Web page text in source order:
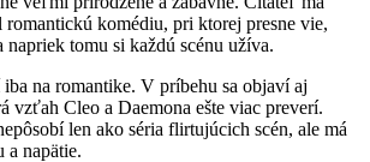
komédiu, pri ktorej presne vie,
napriek tomu si každú scénu užíva.
na romantike. V príbehu sa objaví aj
vzťah Cleo a Daemona ešte viac preverí.
len ako séria flirtujúcich scén, ale má
a napätie.